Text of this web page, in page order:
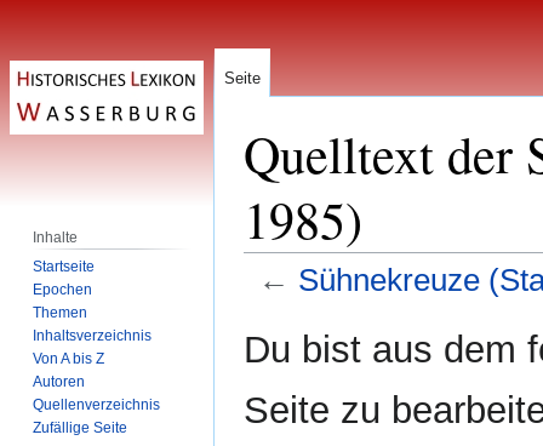
Quelltext der
1985)
← Sühnekreuze
Navigation
Suche
Du bist aus dem
Seite zu
Seite
Inhalte
Startseite
Epochen
Themen
Inhaltsverzeichnis
Von A bis Z
Autoren
Quellenverzeichnis
Zufällige Seite